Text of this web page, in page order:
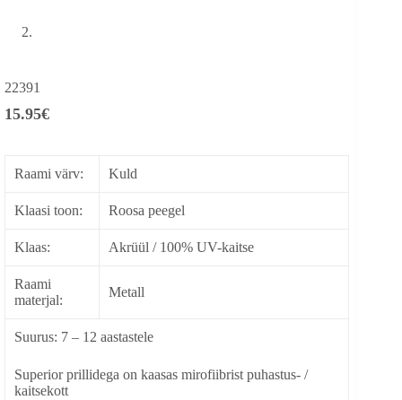
22391
15.95€
Raami värv: Kuld
Klaasi toon: Roosa peegel
Klaas: Akrüül / 100% UV-kaitse
Raami
materjal:
Metall
Suurus: 7 – 12 aastastele
Superior prillidega on kaasas mirofiibrist puhastus- /
kaitsekott